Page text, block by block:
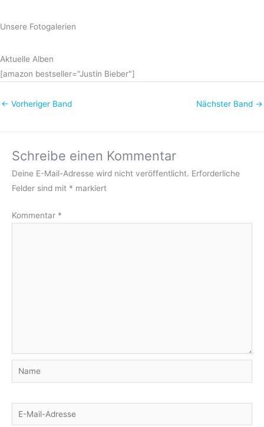
Unsere Fotogalerien
Aktuelle Alben
[amazon bestseller="Justin Bieber"]
← Vorheriger Band Nächster Band →
Schreibe einen Kommentar
Deine E-Mail-Adresse wird nicht veröffentlicht. Erforderliche
Felder sind mit * markiert
Kommentar *
Name
E-
Mail-